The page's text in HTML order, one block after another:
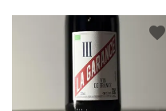
favorite